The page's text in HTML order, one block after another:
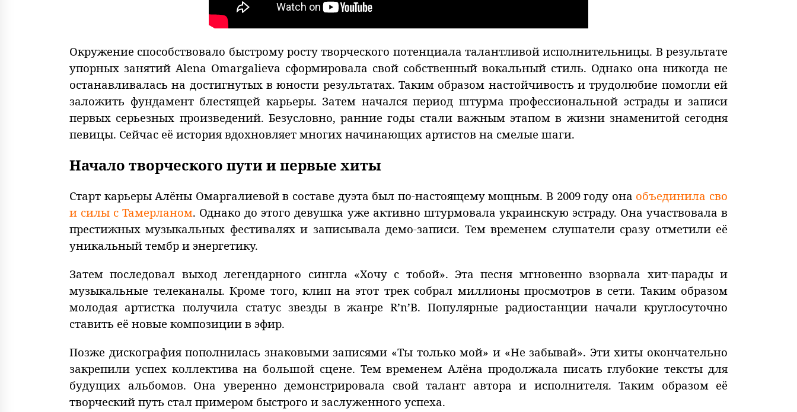
Окружение способствовало быстрому росту творческого потенциала талантливой исполнительницы. В результате
упорных занятий Alena Omargalieva сформировала свой собственный вокальный стиль. Однако она никогда не
останавливалась на достигнутых в юности результатах. Таким образом настойчивость и трудолюбие помогли ей
заложить фундамент блестящей карьеры. Затем начался период штурма профессиональной эстрады и записи
первых серьезных произведений. Безусловно, ранние годы стали важным этапом в жизни знаменитой сегодня
певицы. Сейчас её история вдохновляет многих начинающих артистов на смелые шаги.
Начало творческого пути и первые хиты
Старт карьеры Алёны Омаргалиевой в составе дуэта был по-настоящему мощным. В 2009 году она объединила сво
и силы с Тамерланом. Однако до этого девушка уже активно штурмовала украинскую эстраду. Она участвовала в
престижных музыкальных фестивалях и записывала демо-записи. Тем временем слушатели сразу отметили её
уникальный тембр и энергетику.
Затем последовал выход легендарного сингла «Хочу с тобой». Эта песня мгновенно взорвала хит-парады и
музыкальные телеканалы. Кроме того, клип на этот трек собрал миллионы просмотров в сети. Таким образом
молодая артистка получила статус звезды в жанре R’n’B. Популярные радиостанции начали круглосуточно
ставить её новые композиции в эфир.
Позже дискография пополнилась знаковыми записями «Ты только мой» и «Не забывай». Эти хиты окончательно
закрепили успех коллектива на большой сцене. Тем временем Алёна продолжала писать глубокие тексты для
будущих альбомов. Она уверенно демонстрировала свой талант автора и исполнителя. Таким образом её
творческий путь стал примером быстрого и заслуженного успеха.